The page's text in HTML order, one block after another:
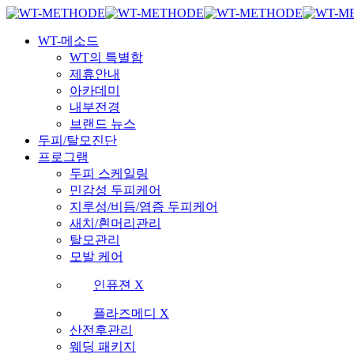
국내 최초 두피케어 브랜드 WT
국내 최초 두피케어 브랜드 WT
Skip
main
Menu
WT-메소드
WT의 특별함
제휴안내
아카데미
내부전경
브랜드 뉴스
두피/탈모진단
프로그램
두피 스케일링
민감성 두피케어
지루성/비듬/염증 두피케어
새치/흰머리관리
탈모관리
모발 케어
인퓨젼 X
플라즈메디 X
산전후관리
웨딩 패키지